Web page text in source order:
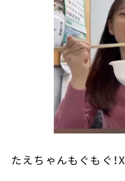
たえちゃんもぐもぐ！